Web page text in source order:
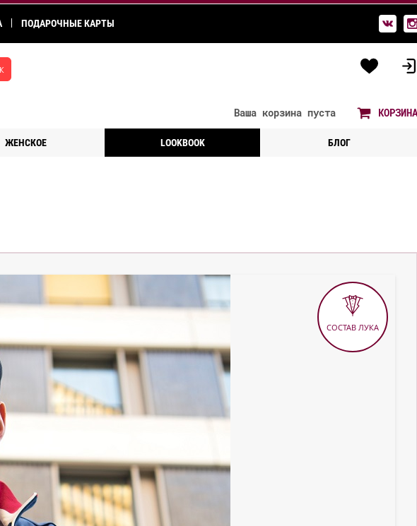
ПОДАРОЧНЫЕ КАРТЫ
Ваша корзина пуста КОРЗИНА
ЖЕНСКОЕ LOOKBOOK БЛОГ
СОСТАВ ЛУКА